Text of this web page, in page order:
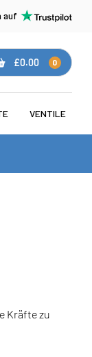
auf
£0.00 0
VENTILE
Kräfte zu